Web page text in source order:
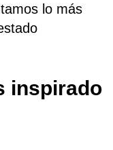
lo más
inspirado